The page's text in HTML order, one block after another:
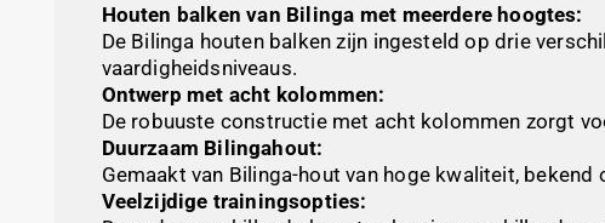
Houten balken van Bilinga met meerdere hoogtes:
De Bilinga houten balken zijn ingesteld op drie
vaardigheidsniveaus.
Ontwerp met acht kolommen:
De robuuste constructie met acht kolommen zorgt
Duurzaam Bilingahout:
Gemaakt van Bilinga-hout van hoge kwaliteit,
Veelzijdige trainingsopties: